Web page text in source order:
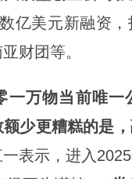
亿美元新融资，
财团等。
一万物当前唯一
额少更糟糕的是
一表示，进入